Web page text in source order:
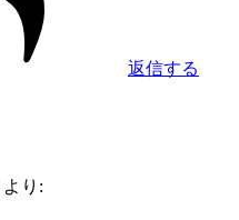
返信する
より: